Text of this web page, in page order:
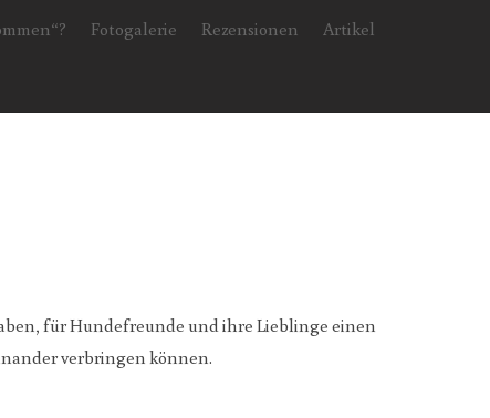
Fotogalerie Rezensionen Artikel
für Hundefreunde und ihre Lieblinge einen
verbringen können.